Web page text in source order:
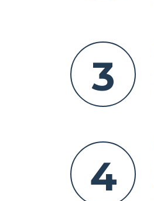
3
4